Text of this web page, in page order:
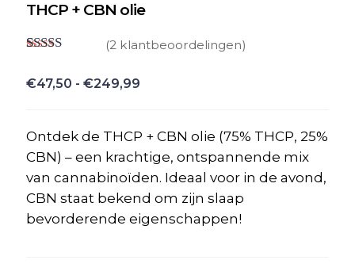
THCP + CBN olie
5.00op 5
gebaseerd
(2 klantbeoordelingen)
€47,50 - €249,99
€249,99
Ontdek de THCP + CBN olie (75% THCP, 25%
CBN) – een krachtige, ontspannende mix
van cannabinoïden. Ideaal voor in de avond,
CBN staat bekend om zijn slaap
bevorderende eigenschappen!